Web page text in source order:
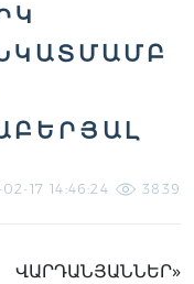
17 14:46:24 3839